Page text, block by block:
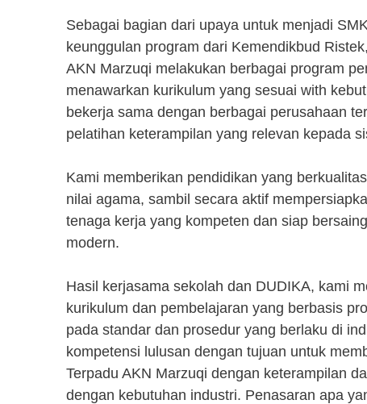
Sebagai bagian dari upaya untuk menjadi
keunggulan program dari Kemendikbud
AKN Marzuqi melakukan berbagai program
menawarkan kurikulum yang sesuai with
bekerja sama dengan berbagai perusahaan
pelatihan keterampilan yang relevan kepada
Kami memberikan pendidikan yang
nilai agama, sambil secara aktif
tenaga kerja yang kompeten dan siap
modern.
Hasil kerjasama sekolah dan DUDIKA, kami
kurikulum dan pembelajaran yang berbasis
pada standar dan prosedur yang berlaku di
kompetensi lulusan dengan tujuan untuk
Terpadu AKN Marzuqi dengan keterampilan
dengan kebutuhan industri. Penasaran apa